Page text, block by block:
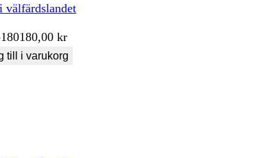
välfärdslandet
180,00kr
till i varukorg